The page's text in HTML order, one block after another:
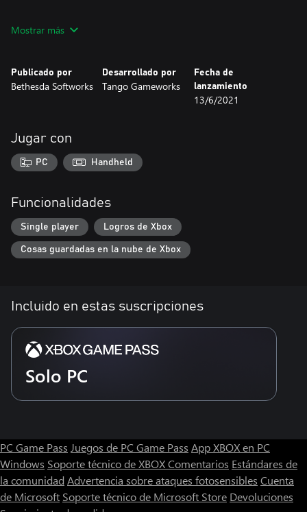
Mostrar más
Publicado por
Bethesda Softworks
Desarrollado por
Tango Gameworks
Fecha de
lanzamiento
13/6/2021
Jugar con
PC Handheld
Funcionalidades
Single player Logros de Xbox
Cosas guardadas en la nube de Xbox
Incluido en estas suscripciones
Solo PC
PC Game Pass Juegos de PC Game Pass App XBOX en PC
Windows Soporte técnico de XBOXComentarios Estándares de
la comunidad Advertencia sobre ataques fotosensibles Cuenta
de Microsoft Soporte técnico de Microsoft Store Devoluciones